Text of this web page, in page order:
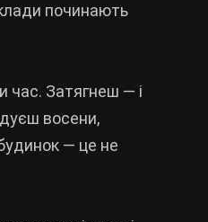
починають
час. Затягнеш — і
восени,
— це не